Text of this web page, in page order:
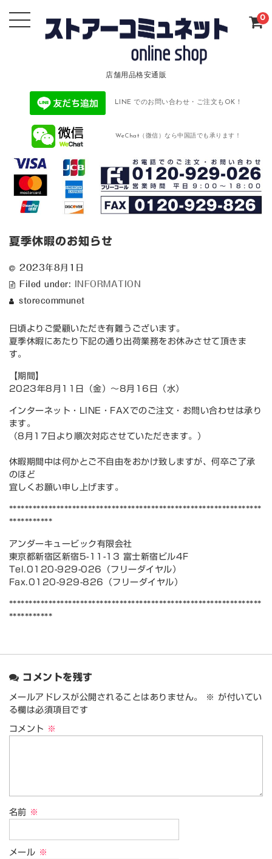
店舗用品格安通販
LINE でのお問い合わせ・ご注文もOK！
WeChat（微信）なら中国語でも承ります！
0
夏季休暇のお知らせ
2023年8月1日
Filed under:
INFORMATION
storecommunet
日頃よりご愛顧いただき有難うございます。
夏季休暇にあたり下記の通り出荷業務をお休みさせて頂きま
す。
【期間】
2023年8月11日（金）～8月16日（水）
インターネット・LINE・FAXでのご注文・お問い合わせは承り
ます。
（8月17日より順次対応させていただきます。）
休暇期間中は何かとご不自由をおかけ致しますが、何卒ご了承
のほど
宜しくお願い申し上げます。
****************************************************************
***********
アンダーキュービック有限会社
東京都新宿区新宿5-11-13 富士新宿ビル4F
Tel.0120-929-026（フリーダイヤル）
Fax.0120-929-826（フリーダイヤル）
****************************************************************
***********
コメントを残す
メールアドレスが公開されることはありません。 ※
が付いてい
る欄は必須項目です
コメント ※
名前 ※
メール ※